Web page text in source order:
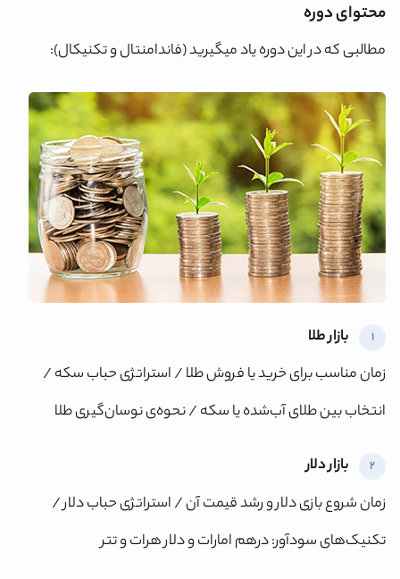
محتوای دوره
مطالبی که در این دوره یاد میگیرید (فاندامنتال و تکنیکال):
1
بازار طلا
زمان مناسب برای خرید یا فروش طلا / استراتژی حباب سکه /
انتخاب بین طلای آب‌شده یا سکه / نحوه‌ی نوسان‌گیری طلا
2
بازار دلار
زمان‌ شروع بازی دلار و رشد قیمت آن / استراتژی حباب دلار /
تکنیک‌های سودآور: درهم امارات و دلار هرات و تتر